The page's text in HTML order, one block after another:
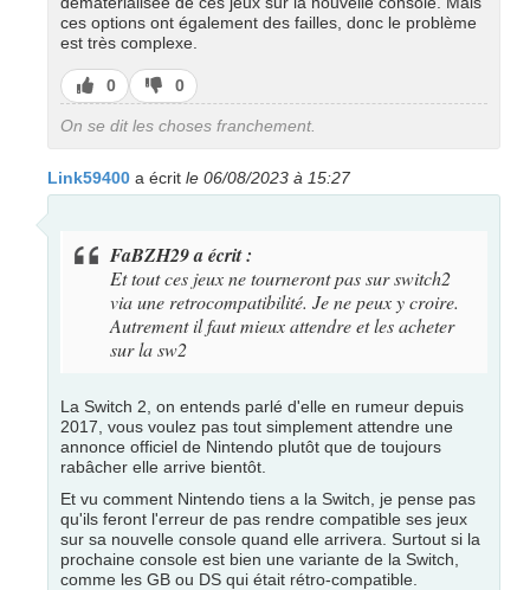
ces options ont également des failles, donc le problème
est très complexe.
J’aime
0
J’aime
pas
0
On se dit les choses franchement.
Link59400 a écrit le 06/08/2023 à 15:27
FaBZH29 a écrit :
Et tout ces jeux ne tourneront pas sur switch2
via une retrocompatibilité. Je ne peux y croire.
Autrement il faut mieux attendre et les acheter
sur la sw2
La Switch 2, on entends parlé d'elle en rumeur depuis
2017, vous voulez pas tout simplement attendre une
annonce officiel de Nintendo plutôt que de toujours
rabâcher elle arrive bientôt.
Et vu comment Nintendo tiens a la Switch, je pense pas
qu'ils feront l'erreur de pas rendre compatible ses jeux
sur sa nouvelle console quand elle arrivera. Surtout si la
prochaine console est bien une variante de la Switch,
comme les GB ou DS qui était rétro-compatible.